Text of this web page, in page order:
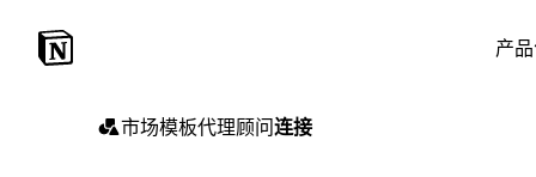
产品
市场模板代理顾问连接